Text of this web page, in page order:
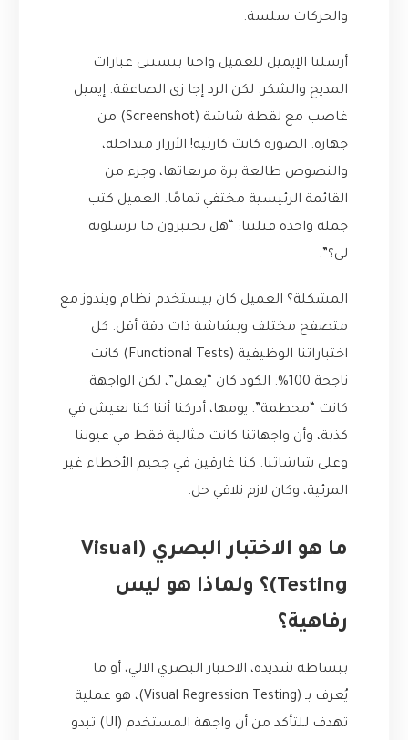
والحركات سلسة.
أرسلنا الإيميل للعميل واحنا بنستنى عبارات
المديح والشكر. لكن الرد إجا زي الصاعقة. إيميل
غاضب مع لقطة شاشة (Screenshot) من
جهازه. الصورة كانت كارثية! الأزرار متداخلة،
والنصوص طالعة برة مربعاتها، وجزء من
القائمة الرئيسية مختفي تمامًا. العميل كتب
جملة واحدة قتلتنا: “هل تختبرون ما ترسلونه
لي؟”.
المشكلة؟ العميل كان بيستخدم نظام ويندوز مع
متصفح مختلف وبشاشة ذات دقة أقل. كل
اختباراتنا الوظيفية (Functional Tests) كانت
ناجحة 100%. الكود كان “يعمل”، لكن الواجهة
كانت “محطمة”. يومها، أدركنا أننا كنا نعيش في
كذبة، وأن واجهاتنا كانت مثالية فقط في عيوننا
وعلى شاشاتنا. كنا غارقين في جحيم الأخطاء غير
المرئية، وكان لازم نلاقي حل.
ما هو الاختبار البصري (Visual
Testing)؟ ولماذا هو ليس
رفاهية؟
ببساطة شديدة، الاختبار البصري الآلي، أو ما
يُعرف بـ (Visual Regression Testing)، هو عملية
تهدف للتأكد من أن واجهة المستخدم (UI) تبدو